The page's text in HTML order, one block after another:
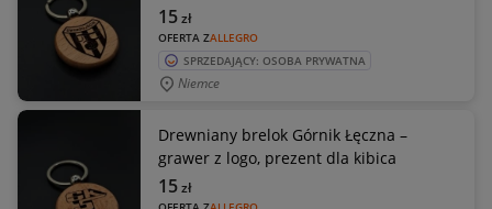
OFERTA ZALLEGRO
15zł
SPRZEDAJĄCY: OSOBA PRYWATNA
Niemce
Drewniany brelok Górnik Łęczna –
grawer z logo, prezent dla kibica
15zł